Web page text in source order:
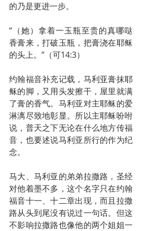
的乃是更进一步。
“（她）拿着一玉瓶至贵的真哪哒
香膏来，打破玉瓶，把膏浇在耶稣
的头上。”（可14:3）
约翰福音补充记载，马利亚膏抹耶
稣的脚，又用头发擦干，屋里就满
了膏的香气。马利亚对主耶稣的爱
淋漓尽致地彰显。所以主耶稣吩咐
说，普天之下无论在什么地方传福
音，也要述说马利亚所行的作为纪
念。
马大、马利亚的弟弟拉撒路，圣经
对他着墨不多，这个名字只在约翰
福音十一、十二章出现，而且拉撒
路从头到尾没有说过一句话。但这
不影响拉撒路也像他的两个姐姐一